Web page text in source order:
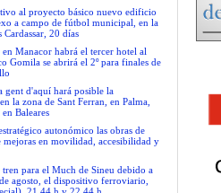
al proyecto básico nuevo edificio
a campo de fútbol municipal, en la
20 días
Manacor habrá el tercer hotel al
Gomila se abrirá el 2º para finales de
gent d'aquí hará posible la
la zona de Sant Ferran, en Palma,
Baleares
autonómico las obras de
en movilidad, accesibilidad y
para el Much de Sineu debido a
agosto, el dispositivo ferroviario,